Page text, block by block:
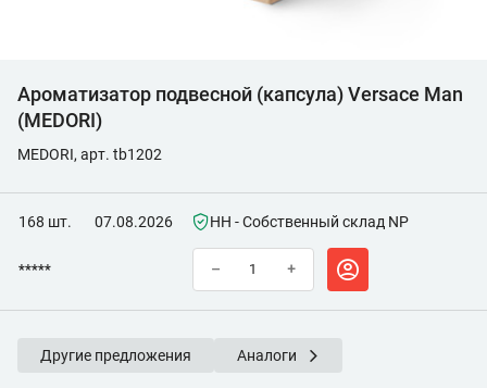
Ароматизатор подвесной (капсула) Versace Man
(MEDORI)
MEDORI, арт. tb1202
168 шт. 07.08.2026 НН - Собственный склад NP
***** – +
Другие предложения Аналоги